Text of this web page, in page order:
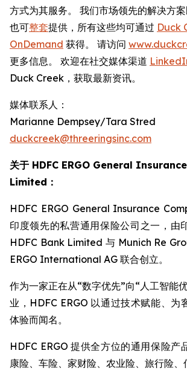
方式为其服务。 我们市场领先的解决方案
也可整套提供，所有这些均可通过 Duck
OnDemand 获得。 请访问
更多信息。 欢迎在社交媒体渠道
Duck Creek，获取最新资讯。
媒体联系人：
Marianne Dempsey/Tara Stred
duckcreek@threeringsinc.com
关于 HDFC ERGO General
Limited：
HDFC ERGO General Insurance
印度领先的私营通用保险公司之一，由
HDFC Bank Limited 与 Munich Re
ERGO International AG 联合创立。
作为一家正在从“数字优先”向“人工智能
业，HDFC ERGO 以通过技术赋能、为
体验而闻名。
HDFC ERGO 提供全方位的通用保险产
康险、车险、家财险、农业险、旅行险、